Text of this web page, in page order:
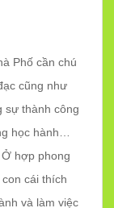
Phố cần chú
cũng như
sự thành công
học hành…
hợp phong
cái thích
và làm việc